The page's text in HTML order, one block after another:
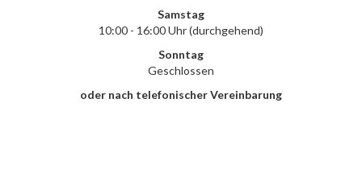
Samstag
10:00 - 16:00 Uhr (durchgehend)
Sonntag
Geschlossen
oder nach telefonischer Vereinbarung